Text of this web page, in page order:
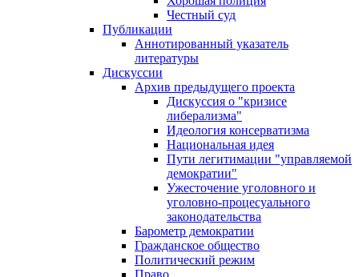
Честный суд
Публикации
Аннотированный указатель
литературы
Дискуссии
Архив предыдущего проекта
Дискуссия о "кризисе
либерализма"
Идеология консерватизма
Национальная идея
Пути легитимации "управляемой
демократии"
Ужесточение уголовного и
уголовно-процесуального
законодательства
Барометр демократии
Гражданское общество
Политический режим
Право